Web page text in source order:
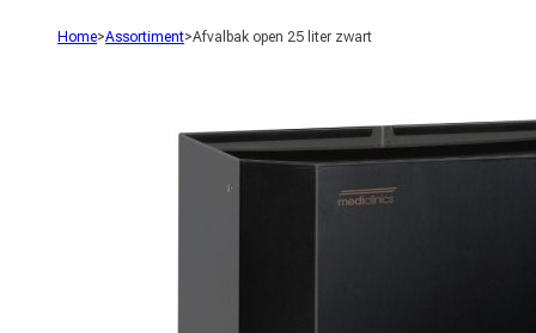
Home>Assortiment>Afvalbak open 25 liter zwart